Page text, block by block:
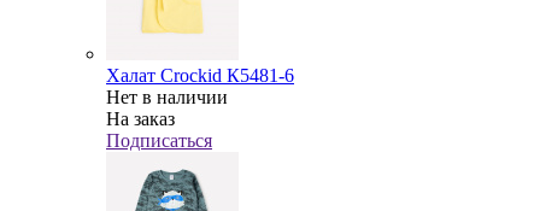
Халат Crockid К5481-6
Нет в наличии
На заказ
Подписаться